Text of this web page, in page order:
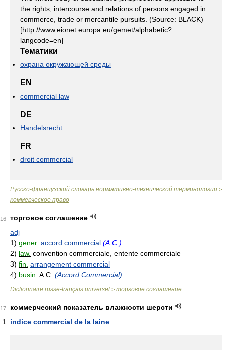
the rights, intercourse and relations of persons engaged in
commerce, trade or mercantile pursuits. (Source: BLACK)
[http://www.eionet.europa.eu/gemet/alphabetic?
langcode=en]
Тематики
охрана окружающей среды
EN
commercial law
DE
Handelsrecht
FR
droit commercial
Русско-французский словарь нормативно-технической терминологии >
коммерческое право
16
торговое соглашение
adj
1) gener. accord commercial (A.C.)
2) law. convention commerciale, entente commerciale
3) fin. arrangement commercial
4) busin. A.C. (Accord Commercial)
Dictionnaire russe-français universel > торговое соглашение
17
коммерческий показатель влажности шерсти
indice commercial de la laine